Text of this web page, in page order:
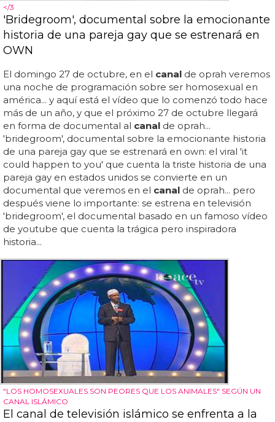
</3
'Bridegroom', documental sobre la emocionante
historia de una pareja gay que se estrenará en
OWN
El domingo 27 de octubre, en el canal de oprah veremos
una noche de programación sobre ser homosexual en
américa... y aquí está el vídeo que lo comenzó todo hace
más de un año, y que el próximo 27 de octubre llegará
en forma de documental al canal de oprah...
'bridegroom', documental sobre la emocionante historia
de una pareja gay que se estrenará en own: el viral 'it
could happen to you' que cuenta la triste historia de una
pareja gay en estados unidos se convierte en un
documental que veremos en el canal de oprah... pero
después viene lo importante: se estrena en televisión
'bridegroom', el documental basado en un famoso vídeo
de youtube que cuenta la trágica pero inspiradora
historia...
"LOS HOMOSEXUALES SON PEORES QUE LOS ANIMALES" SEGÚN UN
CANAL ISLÁMICO
El canal de televisión islámico se enfrenta a la